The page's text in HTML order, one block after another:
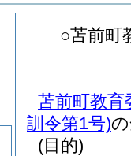
○苫前町
苫前町教育
訓令第1号)
(目的)